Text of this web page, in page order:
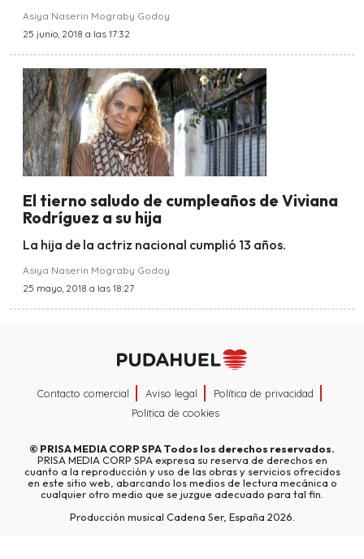
Asiya Naserin Mograby Godoy
25 junio, 2018 a las 17:32
El tierno saludo de cumpleaños de Viviana
Rodríguez a su hija
La hija de la actriz nacional cumplió 13 años.
Asiya Naserin Mograby Godoy
25 mayo, 2018 a las 18:27
Contacto comercial Aviso legal
Política de privacidad
Política de cookies
© PRISA MEDIA CORP SPATodos los derechos reservados.
PRISA MEDIA CORP SPA expresa su reserva de derechos en
cuanto a la reproducción y uso de las obras y servicios ofrecidos
en este sitio web, abarcando los medios de lectura mecánica o
cualquier otro medio que se juzgue adecuado para tal fin.
Producción musical Cadena Ser, España 2026.